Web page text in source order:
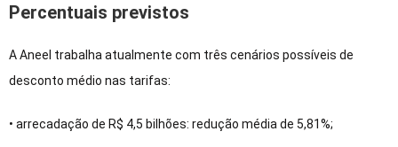
Percentuais previstos
A Aneel trabalha atualmente com três cenários possíveis de
desconto médio nas tarifas:
• arrecadação de R$ 4,5 bilhões: redução média de 5,81%;